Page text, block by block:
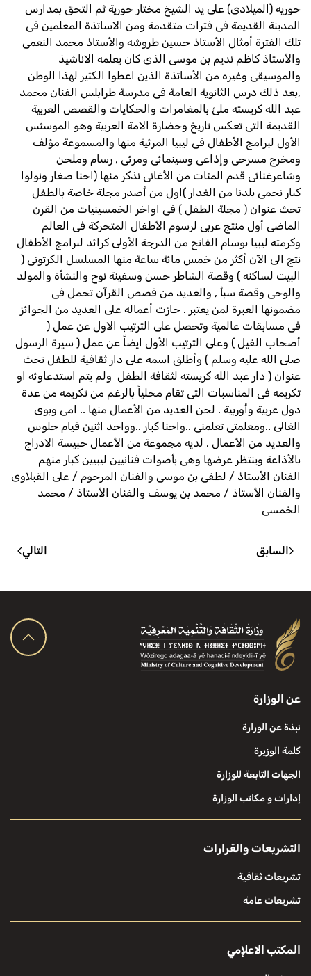
حوريه (الميلادى) على يد الشيخ مختار حورية ثم التحق بمدارس
المدينة القديمة فى فترات متقدمة ومن الاساتذة المعلمين فى
تلك الفترة أمثال الأستاذ حسين طروشه والأستاذ محمد النعمى
والأستاذ كاظم نديم بن موسى الذى كان يعلمه الاناشيذ
والموسيقى وغيره من الأساتذة الذين اعطوا الكثير لهذا الوطن
,بعد ذلك درس الثانوية العامة فى مدرسة طرابلس الفنان محمد
عبد الله كريسته ملئ بالمغامرات والحكايات والقصص العربية
القديمة التى تعكس تاريخ وحضارة الامة العربية وهو الموسئس
الأول لبرامج الأطفال فى ليبيا المرئية منها والمسموعة مؤلف
ومخرج مسرحى وإذاعى وسينمائى ومرئى , رسام وملحن
وشاعرغنائى قدم المئات من الأغانى نذكر منها (احنا صغار ونولوا
كبار نحمى بلدنا من الغدار )اول من أصدر مجلة خاصة بالطفل
تحث عنوان ( مجلة الطفل ) فى اواخر الخمسينيات من القرن
الماضى أول منتج عربى لرسوم الأطفال المتحركة فى العالم
وكرمته ليبيا بوسام الفاتح من الدرجة الأولى كرائد لبرامج الأطفال
نتج الى الآن أكثر من خمس مائة ساعة منها المسلسل الكرتونى (
البيت لساكنه ) وقصة الشاطر حسن وسفينة نوح والنشأة والمولد
والوحى وقصة سبأ , والعديد من قصص القرآن تحمل فى
مضمونها العبرة لمن يعتبر . حازت أعماله على العديد من الجوائز
فى مسابقات عالمية وتحصل على الترتيب الاول عن عمل (
أصحاب الفيل ) وعلى الترتيب الأول ايضاً عن عمل ( سيرة الرسول
صلى الله عليه وسلم ) وأطلق اسمه على دار ثقافية للطفل تحث
عنوان ( دار عبد الله كريسته لثقافة الطفل ولم يتم استدعاوئه او
تكريمه فى المناسبات التى تقام محلياً بالرغم من تكريمه من عدة
دول عربية وأوربية . لحن العديد من الأعمال منها .. امى وبوى
الغالى ..ومعلمتى تعلمنى ..واحنا كبار ..وواحد اثنين قيام جلوس
والعديد من الأعمال . لديه مجموعة من الأعمال حبيسة الادراج
بالأذاعة وينتظر عرضها وهى بأصوات فنانيين ليبيين كبار منهم
الفنان الأستاذ / لطفى بن موسى والفنان المرحوم / على القبلاوى
والفنان الأستاذ / محمد بن يوسف والفنان الأستاذ / محمد
الخمسى
السابق التالي
عن الوزارة
نبذة عن الوزارة
كلمة الوزيرة
الجهات التابعة للوزارة
إدارات و مكاتب الوزارة
التشريعات والقرارات
تشريعات ثقافية
تشريعات عامة
المكتب الاعلإمي